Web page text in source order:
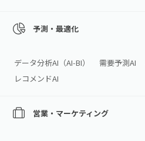
予測・最適化
データ分析AI（AI‑BI） 需要予測AI
レコメンドAI
営業・マーケティング